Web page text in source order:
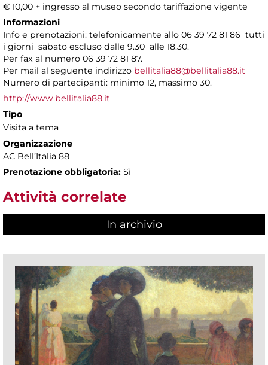
€ 10,00 + ingresso al museo secondo tariffazione vigente
Informazioni
Info e prenotazioni: telefonicamente allo 06 39 72 81 86 tutti
i giorni sabato escluso dalle 9.30 alle 18.30.
Per fax al numero 06 39 72 81 87.
Per mail al seguente indirizzo bellitalia88@bellitalia88.it
Numero di partecipanti: minimo 12, massimo 30.
http://www.bellitalia88.it
Tipo
Visita a tema
Organizzazione
AC Bell’Italia 88
Prenotazione obbligatoria: Sì
Attività correlate
In archivio